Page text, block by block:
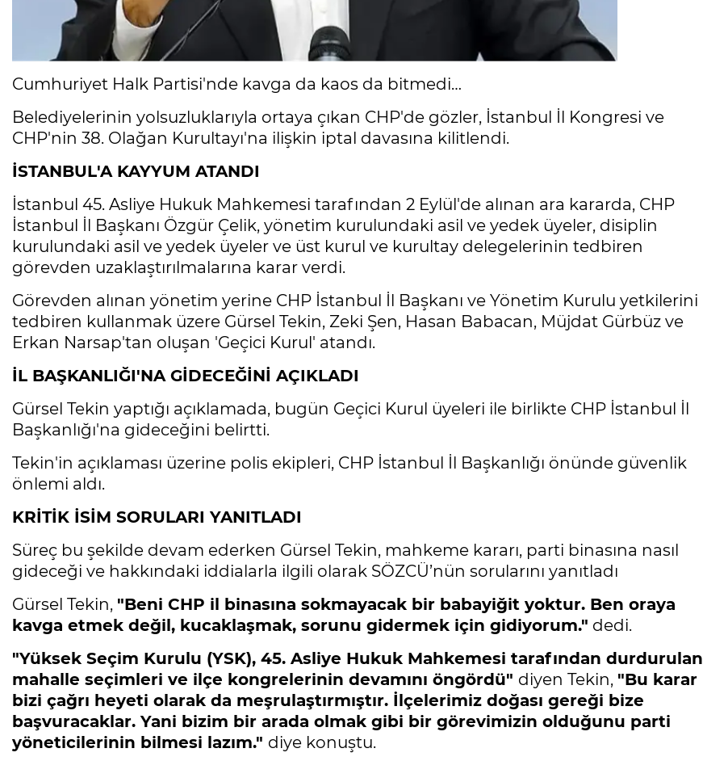
Cumhuriyet Halk Partisi'nde kavga da kaos da bitmedi…
Belediyelerinin yolsuzluklarıyla ortaya çıkan CHP'de gözler, İstanbul İl Kongresi ve
CHP'nin 38. Olağan Kurultayı'na ilişkin iptal davasına kilitlendi.
İSTANBUL'A KAYYUM ATANDI
İstanbul 45. Asliye Hukuk Mahkemesi tarafından 2 Eylül'de alınan ara kararda, CHP
İstanbul İl Başkanı Özgür Çelik, yönetim kurulundaki asil ve yedek üyeler, disiplin
kurulundaki asil ve yedek üyeler ve üst kurul ve kurultay delegelerinin tedbiren
görevden uzaklaştırılmalarına karar verdi.
Görevden alınan yönetim yerine CHP İstanbul İl Başkanı ve Yönetim Kurulu yetkilerini
tedbiren kullanmak üzere Gürsel Tekin, Zeki Şen, Hasan Babacan, Müjdat Gürbüz ve
Erkan Narsap'tan oluşan 'Geçici Kurul' atandı.
İL BAŞKANLIĞI'NA GİDECEĞİNİ AÇIKLADI
Gürsel Tekin yaptığı açıklamada, bugün Geçici Kurul üyeleri ile birlikte CHP İstanbul İl
Başkanlığı'na gideceğini belirtti.
Tekin'in açıklaması üzerine polis ekipleri, CHP İstanbul İl Başkanlığı önünde güvenlik
önlemi aldı.
KRİTİK İSİM SORULARI YANITLADI
Süreç bu şekilde devam ederken Gürsel Tekin, mahkeme kararı, parti binasına nasıl
gideceği ve hakkındaki iddialarla ilgili olarak SÖZCÜ’nün sorularını yanıtladı
Gürsel Tekin, "Beni CHP il binasına sokmayacak bir babayiğit yoktur. Ben oraya
kavga etmek değil, kucaklaşmak, sorunu gidermek için gidiyorum." dedi.
"Yüksek Seçim Kurulu (YSK), 45. Asliye Hukuk Mahkemesi tarafından durdurulan
mahalle seçimleri ve ilçe kongrelerinin devamını öngördü" diyen Tekin, "Bu karar
bizi çağrı heyeti olarak da meşrulaştırmıştır. İlçelerimiz doğası gereği bize
başvuracaklar. Yani bizim bir arada olmak gibi bir görevimizin olduğunu parti
yöneticilerinin bilmesi lazım." diye konuştu.